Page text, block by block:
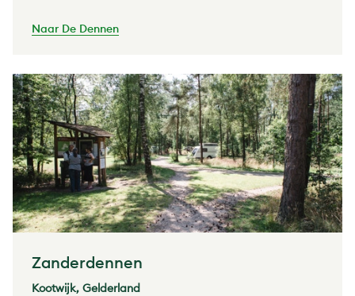
Naar De Dennen
Zanderdennen
Kootwijk, Gelderland